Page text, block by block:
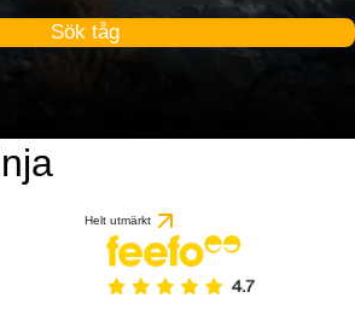
Sök tåg
Helt utmärkt